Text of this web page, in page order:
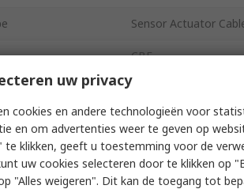
Sensor Actuator
CBF
Black
5m
A 5
uw privacy
cookies en andere technologieën voor
en om advertenties weer te geven op
te klikken, geeft u toestemming voor de
uw cookies selecteren door te klikken op
"Alles weigeren". Dit kan de toegang tot